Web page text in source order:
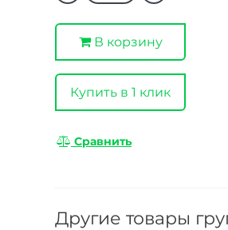
В корзину
Купить в 1 клик
Сравнить
Другие товары